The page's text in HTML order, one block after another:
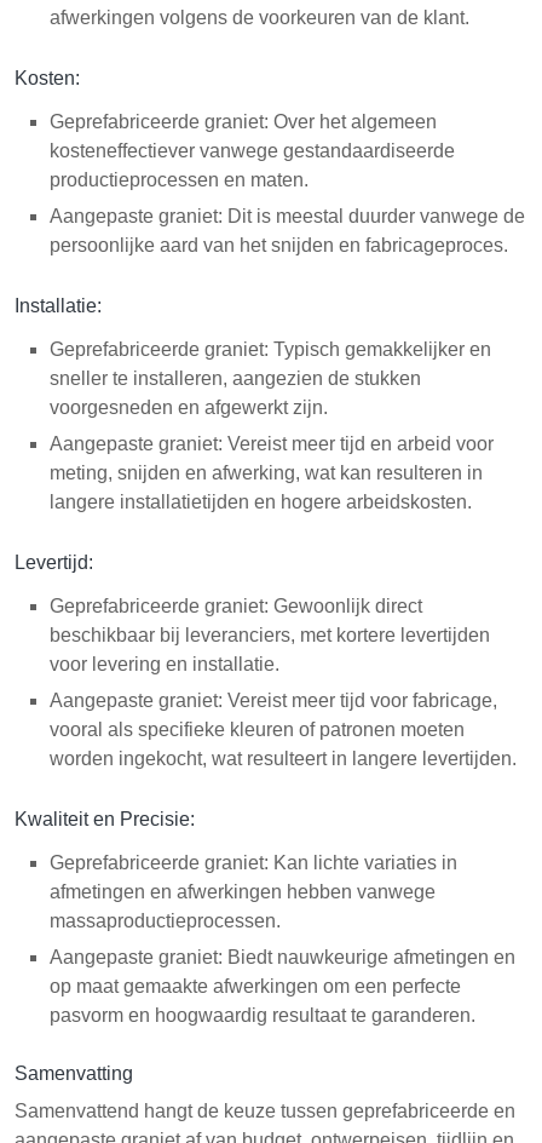
afwerkingen volgens de voorkeuren van de klant.
Kosten:
Geprefabriceerde graniet: Over het algemeen
kosteneffectiever vanwege gestandaardiseerde
productieprocessen en maten.
Aangepaste graniet: Dit is meestal duurder vanwege de
persoonlijke aard van het snijden en fabricageproces.
Installatie:
Geprefabriceerde graniet: Typisch gemakkelijker en
sneller te installeren, aangezien de stukken
voorgesneden en afgewerkt zijn.
Aangepaste graniet: Vereist meer tijd en arbeid voor
meting, snijden en afwerking, wat kan resulteren in
langere installatietijden en hogere arbeidskosten.
Levertijd:
Geprefabriceerde graniet: Gewoonlijk direct
beschikbaar bij leveranciers, met kortere levertijden
voor levering en installatie.
Aangepaste graniet: Vereist meer tijd voor fabricage,
vooral als specifieke kleuren of patronen moeten
worden ingekocht, wat resulteert in langere levertijden.
Kwaliteit en Precisie:
Geprefabriceerde graniet: Kan lichte variaties in
afmetingen en afwerkingen hebben vanwege
massaproductieprocessen.
Aangepaste graniet: Biedt nauwkeurige afmetingen en
op maat gemaakte afwerkingen om een perfecte
pasvorm en hoogwaardig resultaat te garanderen.
Samenvatting
Samenvattend hangt de keuze tussen geprefabriceerde en